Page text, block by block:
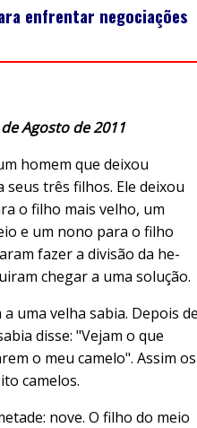
enfrentar negociações
Agosto de 2011
homem que deixou
seus três filhos. Ele deixou
o filho mais velho, um
e um nono para o filho
fazer a divisão da he­
chegar a uma solução.
uma velha sabia. Depois
disse: "Vejam o que
o meu camelo". Assim os
camelos.
nove. O filho do meio